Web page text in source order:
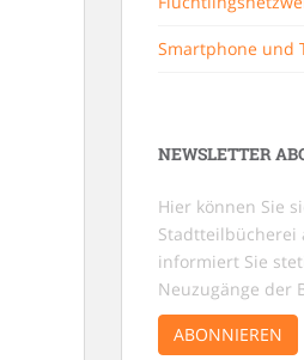
Smartphone und
NEWSLETTER
Hier können Sie
Stadtteilbücherei
informiert Sie
Neuzugänge der
ABONNIEREN